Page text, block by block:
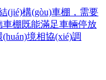
構(gòu)車棚，需要
車棚既能滿足車輛停放
境相協(xié)調